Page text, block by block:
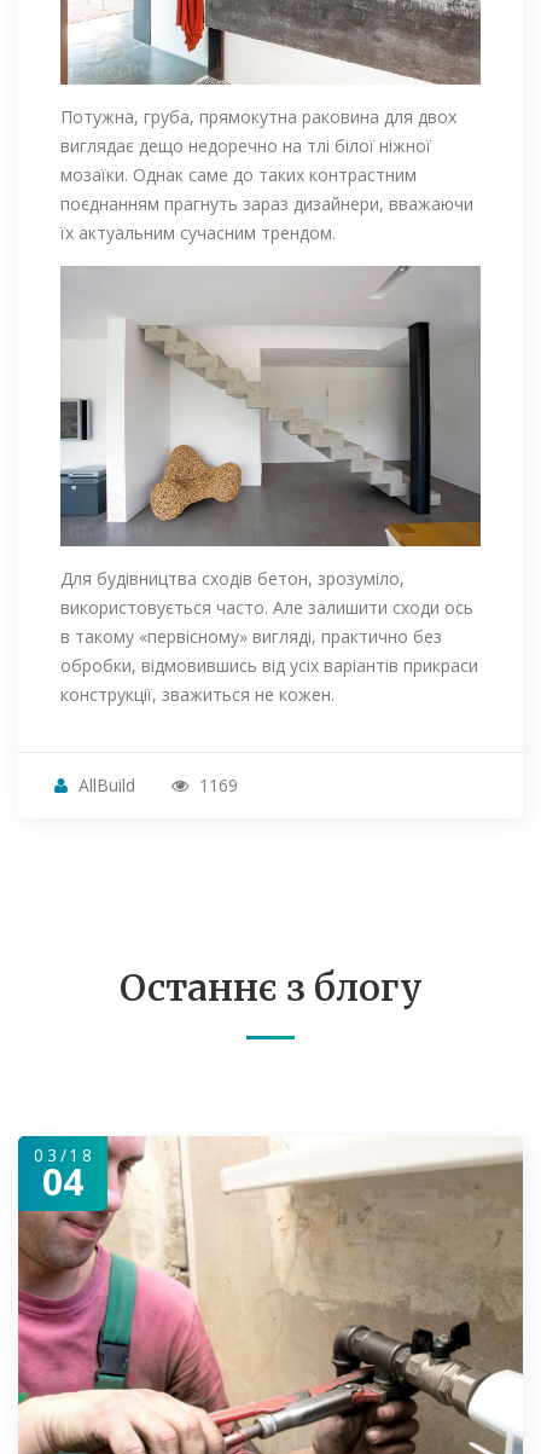
Потужна, груба, прямокутна раковина для двох
виглядає дещо недоречно на тлі білої ніжної
мозаїки. Однак саме до таких контрастним
поєднанням прагнуть зараз дизайнери, вважаючи
їх актуальним сучасним трендом.
Для будівництва сходів бетон, зрозуміло,
використовується часто. Але залишити сходи ось
в такому «первісному» вигляді, практично без
обробки, відмовившись від усіх варіантів прикраси
конструкції, зважиться не кожен.
AllBuild 1169
Останнє з блогу
03/18
04